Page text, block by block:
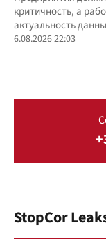
критичность, а
актуальность
6.08.2026 22:03
StopCor